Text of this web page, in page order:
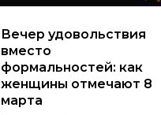
Вечер удовольствия
вместо
формальностей: как
женщины отмечают 8
марта